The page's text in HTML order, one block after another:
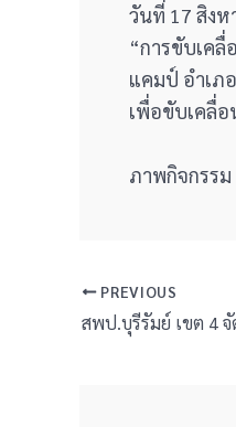
วันที่ 17 สิง
“การขับเค
แคมป์ อำเภ
เพื่อขับเคลื่
ภาพกิจกรรม
PREVIOUS